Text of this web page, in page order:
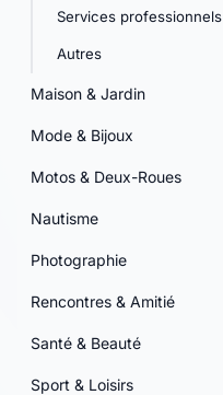
Services professionnels
Autres
Maison & Jardin
Mode & Bijoux
Motos & Deux-Roues
Nautisme
Photographie
Rencontres & Amitié
Santé & Beauté
Sport & Loisirs